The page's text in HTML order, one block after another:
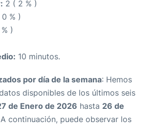
2 ( 2 % )
% )
)
10 minutos.
por día de la semana: Hemos
disponibles de los últimos seis
de Enero de 2026 hasta 26 de
continuación, puede observar los